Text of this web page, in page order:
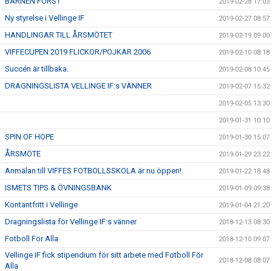
Ny styrelse i Vellinge IF 2019-02-27 08:57
HANDLINGAR TILL ÅRSMÖTET 2019-02-19 09:00
VIFFECUPEN 2019 FLICKOR/POJKAR 2006 2019-02-10 08:18
Succén är tillbaka. 2019-02-08 10:45
DRAGNINGSLISTA VELLINGE IF:s VÄNNER 2019-02-07 15:32
2019-02-05 13:30
2019-01-31 10:10
SPIN OF HOPE 2019-01-30 15:07
ÅRSMÖTE 2019-01-29 23:22
Anmälan till VIFFES FOTBOLLSSKOLA är nu öppen! 2019-01-22 18:48
ISMETS TIPS & ÖVNINGSBANK 2019-01-09 09:38
Kontantfritt i Vellinge 2019-01-04 21:20
Dragningslista för Vellinge IF:s vänner 2018-12-13 08:30
Fotboll För Alla 2018-12-10 09:07
Vellinge IF fick stipendium för sitt arbete med Fotboll För
Alla
2018-12-08 08:07